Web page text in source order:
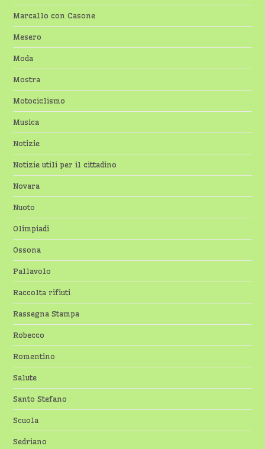
Marcallo con Casone
Mesero
Moda
Mostra
Motociclismo
Musica
Notizie
Notizie utili per il cittadino
Novara
Nuoto
Olimpiadi
Ossona
Pallavolo
Raccolta rifiuti
Rassegna Stampa
Robecco
Romentino
Salute
Santo Stefano
Scuola
Sedriano